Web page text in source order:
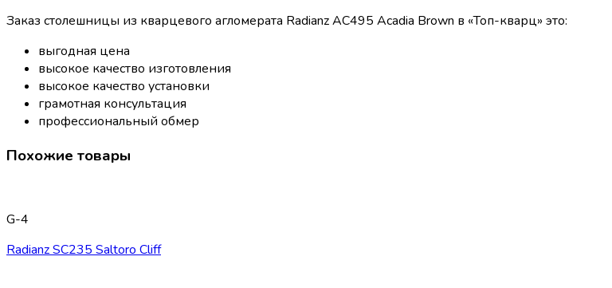
Заказ столешницы из кварцевого агломерата Radianz AC495 Acadia Brown в «Топ-кварц» это:
выгодная цена
высокое качество изготовления
высокое качество установки
грамотная консультация
профессиональный обмер
Похожие товары
G-4
Radianz SC235 Saltoro Cliff